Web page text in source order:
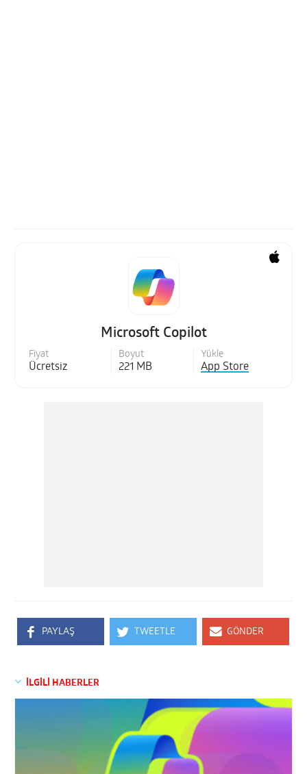
Microsoft Copilot
Fiyat
Ücretsiz
Boyut
221 MB
Yükle
App Store
PAYLAŞ TWEETLE GÖNDER
İLGİLİ HABERLER